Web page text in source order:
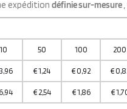
expédition définie sur-mesure
10 50 100 200
3,96 €1,24 €0,92 €
€ 2,54 €1,86 €